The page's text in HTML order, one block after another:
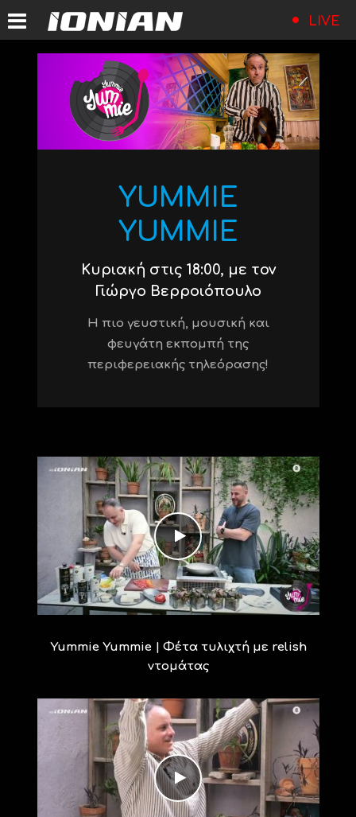
LIVE
YUMMIE
YUMMIE
Κυριακή στις 18:00, με τον
Γιώργο Βερροιόπουλο
Η πιο γευστική, μουσική και
φευγάτη εκπομπή της
περιφερειακής τηλεόρασης!
Yummie Yummie | Φέτα τυλιχτή με relish
ντομάτας